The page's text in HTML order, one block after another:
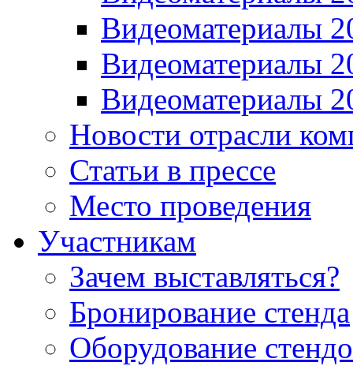
Видеоматериалы
Видеоматериалы
Видеоматериалы
Новости отрасли
Статьи в прессе
Место проведения
Участникам
Зачем выставляться?
Бронирование стенда
Оборудование